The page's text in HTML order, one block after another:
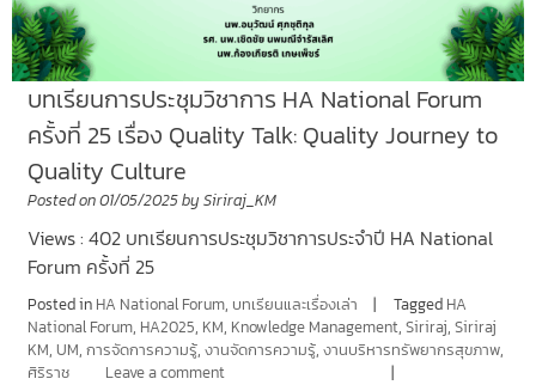
บทเรียนการประชุมวิชาการ HA National Forum
ครั้งที่ 25 เรื่อง Quality Talk: Quality Journey to
Quality Culture
Posted on01/05/2025by Siriraj_KM
Views : 402 บทเรียนการประชุมวิชาการประจำปี HA National
Forum ครั้งที่ 25
Posted in HA National Forum, บทเรียนและเรื่องเล่า Tagged HA
National Forum, HA2025, KM, Knowledge Management, Siriraj, Siriraj
KM, UM, การจัดการความรู้, งานจัดการความรู้, งานบริหารทรัพยากรสุขภาพ,
ศิริราช
Leave a comment